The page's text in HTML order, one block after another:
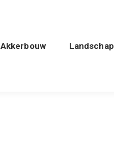
Akkerbouw Landschap